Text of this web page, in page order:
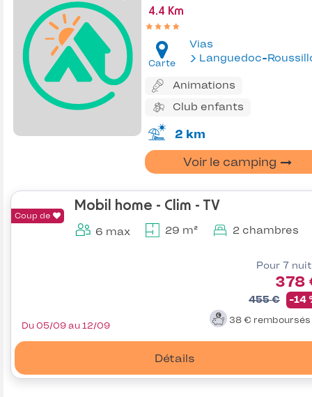
4.4 Km
Carte
Vias
Languedoc-
Animations
Club enfants
2 km
Voir le camping
Coup de
Mobil home - Clim - TV
6 max 29 m² 2 chambres
Pour 7
378
455 € -14
38 € remboursés
Détails
Du 05/09 au 12/09